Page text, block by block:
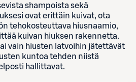
shampoista sekä
ovat erittäin kuivat, ota
tehokosteuttava hiusnaamio,
kuivan hiuksen rakennetta.
vain hiusten latvoihin jätettävät
kuntoa tehden niistä
hallittavat.